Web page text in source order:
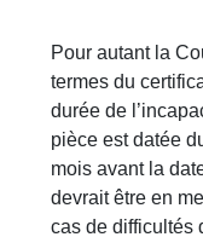
Pour autant la
termes du
durée de
pièce est datée
mois avant la
devrait être en
cas de difficultés